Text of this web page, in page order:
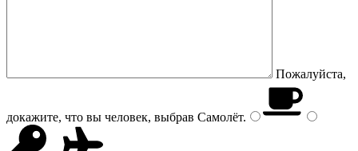
Пожалуйста,
докажите, что вы человек, выбрав Самолёт.